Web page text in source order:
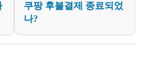
쿠팡 후불결제 종료되었
나?